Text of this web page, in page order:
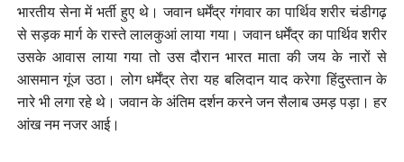
भारतीय सेना में भर्ती हुए थे। जवान धर्मेंद्र गंगवार का पार्थिव शरीर चंडीगढ़
से सड़क मार्ग के रास्ते लालकुआं लाया गया। जवान धर्मेंद्र का पार्थिव शरीर
उसके आवास लाया गया तो उस दौरान भारत माता की जय के नारों से
आसमान गूंज उठा। लोग धर्मेंद्र तेरा यह बलिदान याद करेगा हिंदुस्तान के
नारे भी लगा रहे थे। जवान के अंतिम दर्शन करने जन सैलाब उमड़ पड़ा। हर
आंख नम नजर आई।